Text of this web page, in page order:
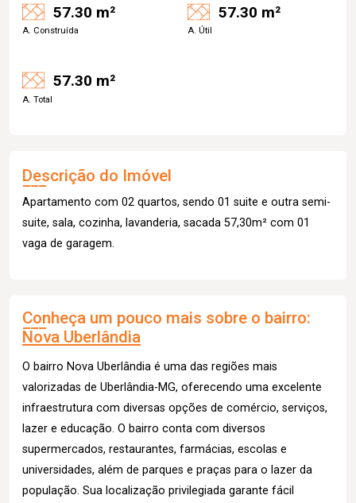
57.30 m²
A. Construída
57.30 m²
A. Útil
57.30 m²
A. Total
Descrição do Imóvel
Apartamento com 02 quartos, sendo 01 suite e outra semi-
suite, sala, cozinha, lavanderia, sacada 57,30m² com 01
vaga de garagem.
Conheça um pouco mais sobre o bairro:
Nova Uberlândia
O bairro Nova Uberlândia é uma das regiões mais
valorizadas de Uberlândia-MG, oferecendo uma excelente
infraestrutura com diversas opções de comércio, serviços,
lazer e educação. O bairro conta com diversos
supermercados, restaurantes, farmácias, escolas e
universidades, além de parques e praças para o lazer da
população. Sua localização privilegiada garante fácil